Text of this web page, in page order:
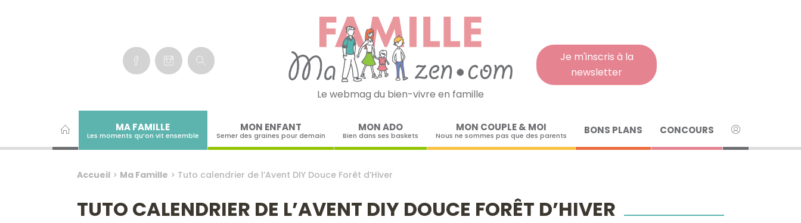
Je m'inscris à la
newsletter
Le webmag du bien-vivre en famille
MA FAMILLE
Les moments qu’on vit ensemble
MON ENFANT
Semer des graines pour demain
MON ADO
Bien dans ses baskets
MON COUPLE & MOI
Nous ne sommes pas que des parents BONS PLANS CONCOURS
Accueil> Ma Famille > Tuto calendrier de l’Avent DIY Douce Forêt d’Hiver
TUTO CALENDRIER DE L’AVENT DIY DOUCE FORÊT D’HIVER